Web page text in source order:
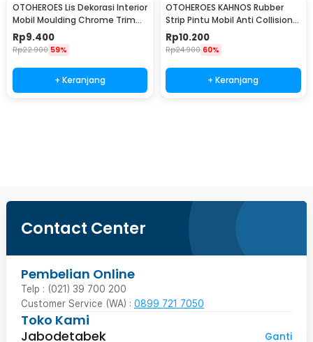
OTOHEROES Lis Dekorasi Interior
Mobil Moulding Chrome Trim
Strip 4M - C3578
Rp9.400
Rp22.900 59%
+ Keranjang
OTOHEROES KAHNOS Rubber
Strip Pintu Mobil Anti Collision
Protection Panjang 5M -
QW556
Rp10.200
Rp24.900 60%
+ Keranjang
Contact Center
Pembelian Online
Telp : (021) 39 700 200
Customer Service (WA) : 0899 721 7050
Toko Kami
Jabodetabek
Ganti